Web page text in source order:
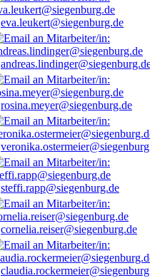
eva.leukert@siegenburg.de
rosina.meyer@siegenburg.de
steffi.rapp@siegenburg.de
cornelia.reiser@siegenburg.de